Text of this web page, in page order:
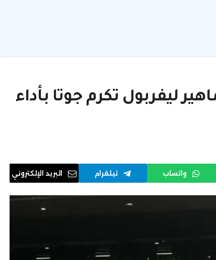
ليفربول تكرم جوتا بأداء
واتساب تيلقرام البريد الإلكتروني